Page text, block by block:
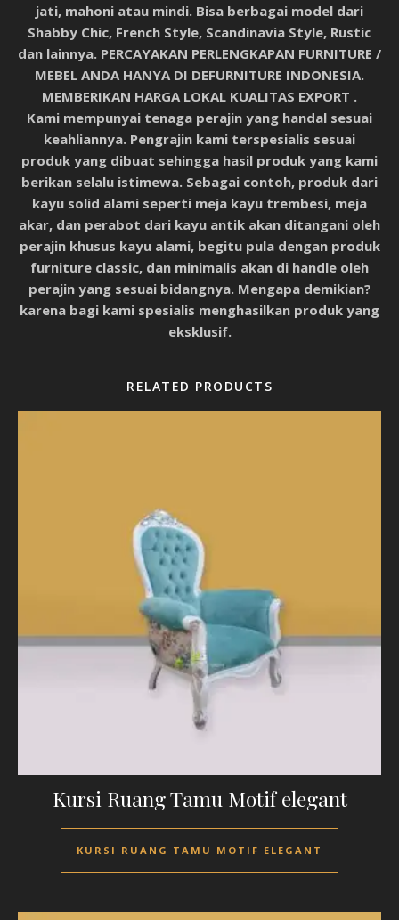
jati, mahoni atau mindi. Bisa berbagai model dari
Shabby Chic, French Style, Scandinavia Style, Rustic
dan lainnya. PERCAYAKAN PERLENGKAPAN FURNITURE /
MEBEL ANDA HANYA DI DEFURNITURE INDONESIA.
MEMBERIKAN HARGA LOKAL KUALITAS EXPORT .
Kami mempunyai tenaga perajin yang handal sesuai
keahliannya. Pengrajin kami terspesialis sesuai
produk yang dibuat sehingga hasil produk yang kami
berikan selalu istimewa. Sebagai contoh, produk dari
kayu solid alami seperti meja kayu trembesi, meja
akar, dan perabot dari kayu antik akan ditangani oleh
perajin khusus kayu alami, begitu pula dengan produk
furniture classic, dan minimalis akan di handle oleh
perajin yang sesuai bidangnya. Mengapa demikian?
karena bagi kami spesialis menghasilkan produk yang
eksklusif.
RELATED PRODUCTS
Kursi Ruang Tamu Motif elegant
KURSI RUANG TAMU MOTIF ELEGANT